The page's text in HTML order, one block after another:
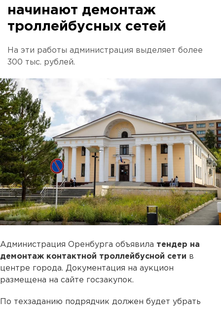
начинают демонтаж
троллейбусных сетей
На эти работы администрация выделяет более
300 тыс. рублей.
Администрация Оренбурга объявила тендер на
демонтаж контактной троллейбусной сети в
центре города. Документация на аукцион
размещена на сайте госзакупок.
По техзаданию подрядчик должен будет убрать